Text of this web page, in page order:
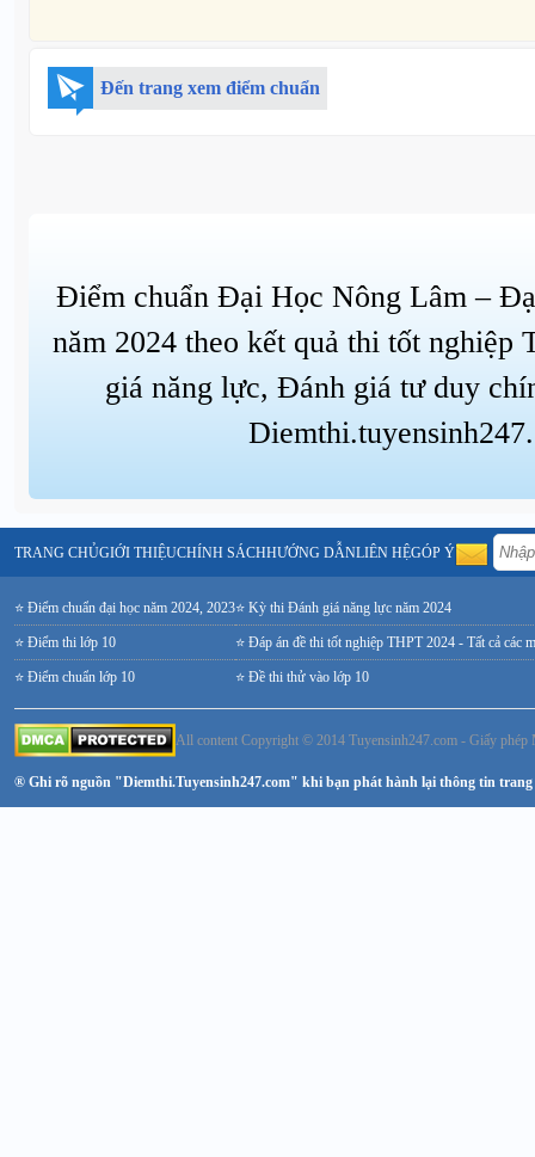
Đến trang xem điểm chuẩn
Điểm chuẩn Đại Học Nông Lâm –
năm 2024 theo kết quả thi tốt nghiệp
giá năng lực, Đánh giá tư duy
TRANG CHỦGIỚI THIỆUCHÍNH SÁCHHƯỚNG DẪNLIÊN HỆGÓP Ý
⭐ Điểm chuẩn đại học năm 2024, 2023
⭐ Điểm thi lớp 10
⭐ Điểm chuẩn lớp 10
⭐ Kỳ thi Đánh giá năng lực năm 2024
⭐ Đáp án đề thi tốt nghiệp THPT 2024 - Tất cả các
⭐ Đề thi thử vào lớp 10
All content Copyright © 2014 Tuyensinh247.com - Giấy
® Ghi rõ nguồn "Diemthi.Tuyensinh247.com" khi bạn phát hành lại thông tin trang